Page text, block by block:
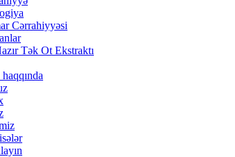
Cərrahiyyəsi
Tək Ot Ekstraktı